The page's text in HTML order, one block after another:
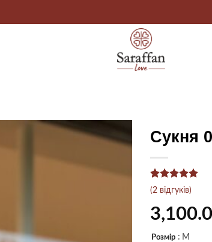
Сукня
Рейтинг5
з 5 на
основі
опитування
2
покупців
(2 відгуків)
Розмір : M